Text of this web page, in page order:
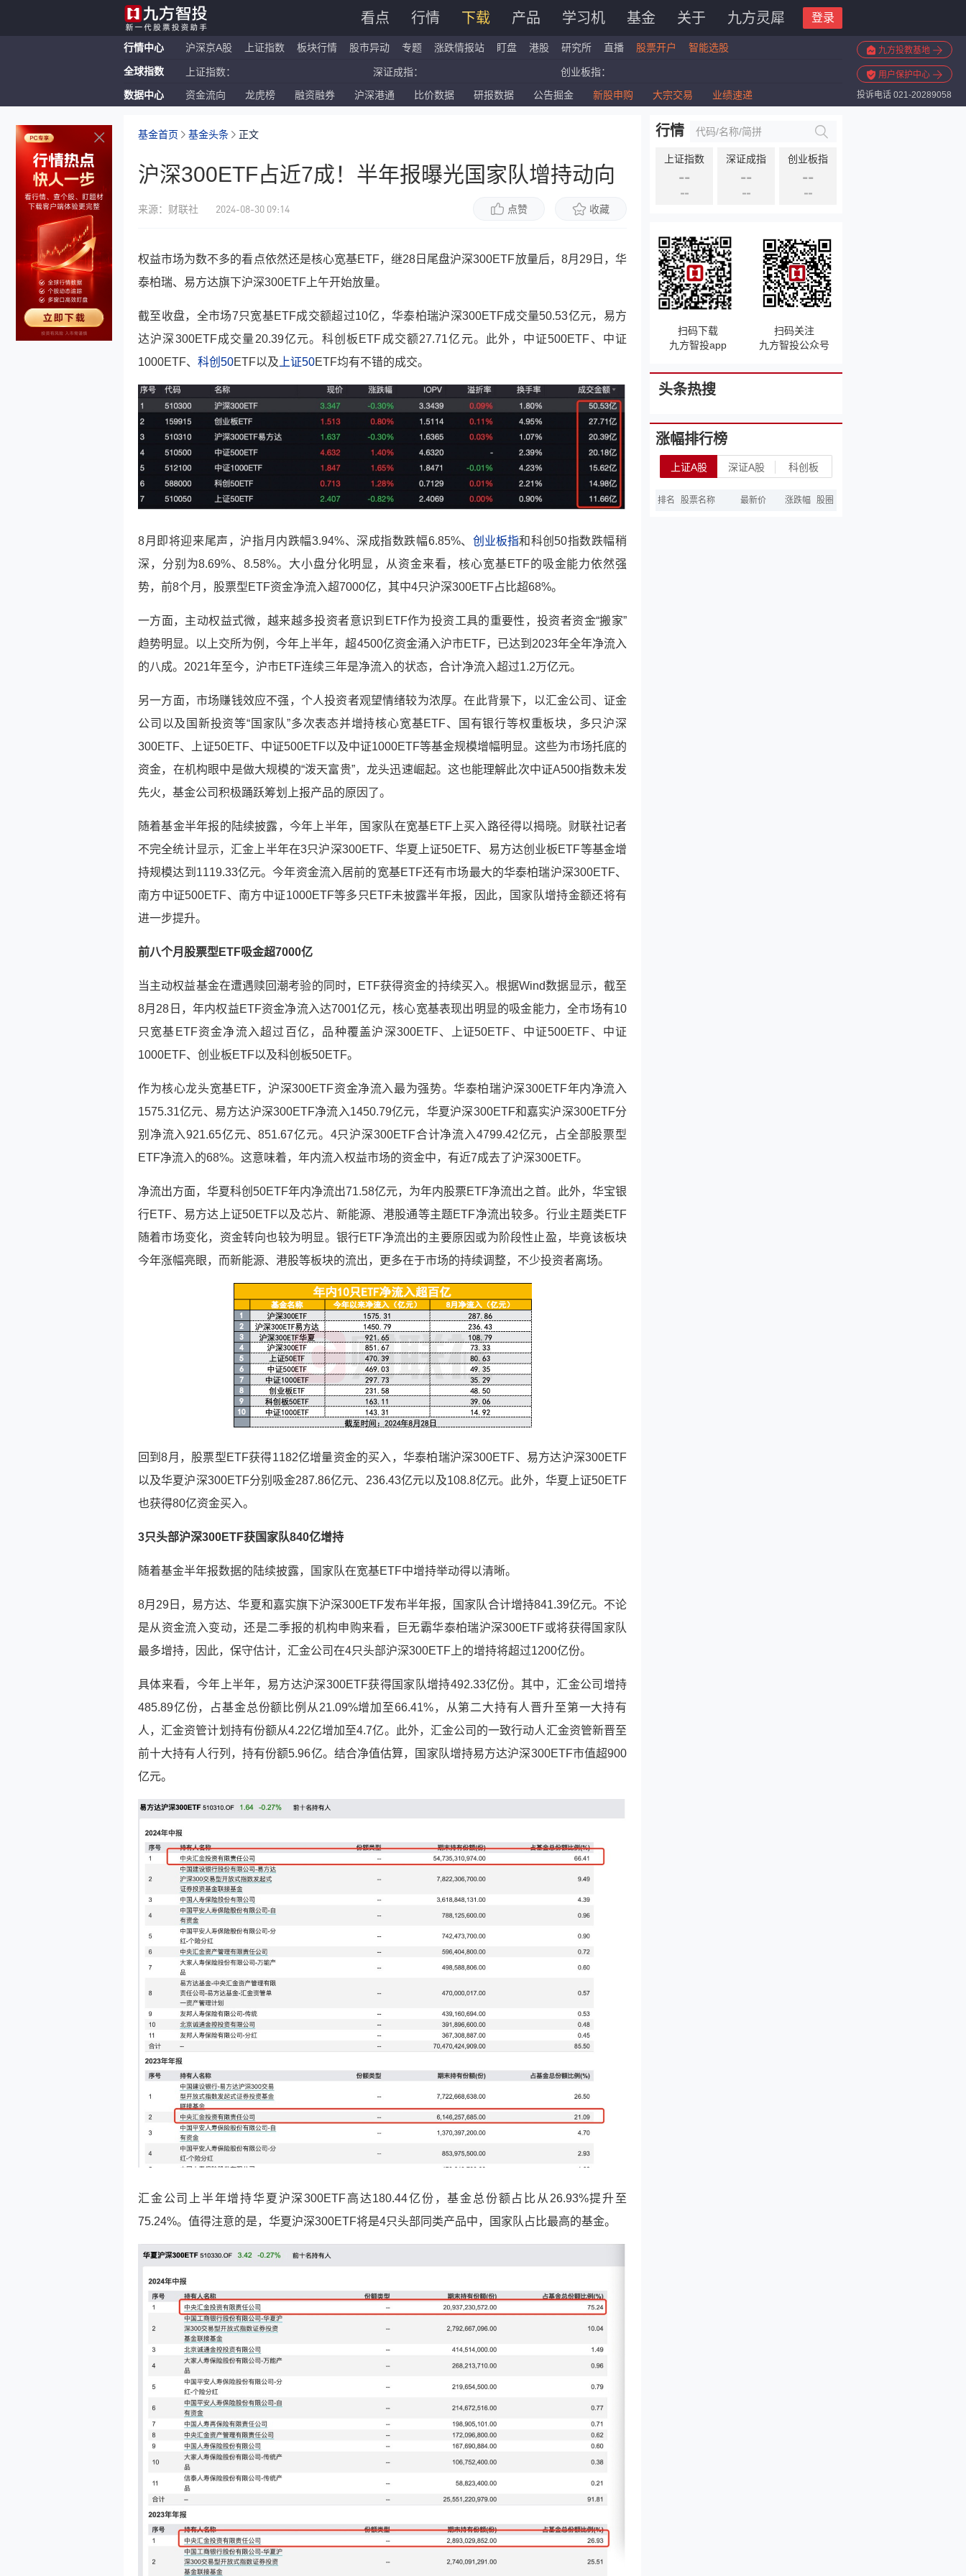
看点 行情 下载 产品 学习机 基金 关于 九方灵犀 登录
行情中心 沪深京A股 上证指数 板块行情 股市异动 专题 涨跌情报站 盯盘 港股 研究所 直播 股票开户 智能选股 九方投教基地
用户保护中心
投诉电话 021-20289058
全球指数 上证指数： 深证成指： 创业板指：
恒生指数： 国企指数： 红筹指数：
数据中心 资金流向 龙虎榜 融资融券 沪深港通 比价数据 研报数据 公告掘金 新股申购 大宗交易 业绩速递
基金首页 基金头条 正文
沪深300ETF占近7成！半年报曝光国家队增持动向
来源：财联社 2024-08-30 09:14 点赞 收藏
权益市场为数不多的看点依然还是核心宽基ETF，继28日尾盘沪深300ETF放量后，8月29日，华
泰柏瑞、易方达旗下沪深300ETF上午开始放量。
截至收盘，全市场7只宽基ETF成交额超过10亿，华泰柏瑞沪深300ETF成交量50.53亿元，易方
达沪深300ETF成交量20.39亿元。科创板ETF成交额27.71亿元。此外，中证500ETF、中证
1000ETF、 科创50ETF以及 上证50ETF均有不错的成交。
8月即将迎来尾声，沪指月内跌幅3.94%、深成指数跌幅6.85%、 创业板指和科创50指数跌幅稍
深，分别为8.69%、8.58%。大小盘分化明显，从资金来看，核心宽基ETF的吸金能力依然强
势，前8个月，股票型ETF资金净流入超7000亿，其中4只沪深300ETF占比超68%。
一方面，主动权益式微，越来越多投资者意识到ETF作为投资工具的重要性，投资者资金“搬家”
趋势明显。以上交所为例，今年上半年，超4500亿资金涌入沪市ETF，已达到2023年全年净流入
的八成。2021年至今，沪市ETF连续三年是净流入的状态，合计净流入超过1.2万亿元。
另一方面，市场赚钱效应不强，个人投资者观望情绪较为浓厚。在此背景下，以汇金公司、证金
公司以及国新投资等“国家队”多次表态并增持核心宽基ETF、国有银行等权重板块，多只沪深
300ETF、 上证50ETF、中证500ETF以及中证1000ETF等基金规模增幅明显。这些为市场托底的
资金，在机构眼中是做大规模的“泼天富贵”，龙头迅速崛起。这也能理解此次中证A500指数未发
先火，基金公司积极踊跃筹划上报产品的原因了。
随着基金半年报的陆续披露，今年上半年，国家队在宽基ETF上买入路径得以揭晓。财联社记者
不完全统计显示，汇金上半年在3只沪深300ETF、华夏上证50ETF、易方达创业板ETF等基金增
持规模达到1119.33亿元。今年资金流入居前的宽基ETF还有市场最大的华泰柏瑞沪深300ETF、
南方中证500ETF、南方中证1000ETF等多只ETF未披露半年报，因此，国家队增持金额还将有
进一步提升。
前八个月股票型ETF吸金超7000亿
当主动权益基金在遭遇赎回潮考验的同时，ETF获得资金的持续买入。根据Wind数据显示，截至
8月28日，年内权益ETF资金净流入达7001亿元，核心宽基表现出明显的吸金能力，全市场有10
只宽基ETF资金净流入超过百亿，品种覆盖沪深300ETF、 上证50ETF、中证500ETF、中证
1000ETF、创业板ETF以及科创板50ETF。
作为核心龙头宽基ETF，沪深300ETF资金净流入最为强势。华泰柏瑞沪深300ETF年内净流入
1575.31亿元、易方达沪深300ETF净流入1450.79亿元，华夏沪深300ETF和嘉实沪深300ETF分
别净流入921.65亿元、851.67亿元。4只沪深300ETF合计净流入4799.42亿元，占全部股票型
ETF净流入的68%。这意味着，年内流入权益市场的资金中，有近7成去了沪深300ETF。
净流出方面，华夏科创50ETF年内净流出71.58亿元，为年内股票ETF净流出之首。此外，华宝银
行ETF、易方达上证50ETF以及芯片、新能源、港股通等主题ETF净流出较多。行业主题类ETF
随着市场变化，资金转向也较为明显。银行ETF净流出的主要原因或为阶段性止盈，毕竟该板块
今年涨幅亮眼，而新能源、港股等板块的流出，更多在于市场的持续调整，不少投资者离场。
回到8月，股票型ETF获得1182亿增量资金的买入，华泰柏瑞沪深300ETF、易方达沪深300ETF
以及华夏沪深300ETF分别吸金287.86亿元、236.43亿元以及108.8亿元。此外，华夏上证50ETF
也获得80亿资金买入。
3只头部沪深300ETF获国家队840亿增持
随着基金半年报数据的陆续披露，国家队在宽基ETF中增持举动得以清晰。
8月29日，易方达、华夏和嘉实旗下沪深300ETF发布半年报，国家队合计增持841.39亿元。不论
是从资金流入变动，还是二季报的机构申购来看，巨无霸华泰柏瑞沪深300ETF或将获得国家队
最多增持，因此，保守估计，汇金公司在4只头部沪深300ETF上的增持将超过1200亿份。
具体来看，今年上半年，易方达沪深300ETF获得国家队增持492.33亿份。其中，汇金公司增持
485.89亿份，占基金总份额比例从21.09%增加至66.41%，从第二大持有人晋升至第一大持有
人，汇金资管计划持有份额从4.22亿增加至4.7亿。此外，汇金公司的一致行动人汇金资管新晋至
前十大持有人行列，持有份额5.96亿。结合净值估算，国家队增持易方达沪深300ETF市值超900
亿元。
汇金公司上半年增持华夏沪深300ETF高达180.44亿份，基金总份额占比从26.93%提升至
75.24%。值得注意的是，华夏沪深300ETF将是4只头部同类产品中，国家队占比最高的基金。
行情
上证指数
--
--
深证成指
--
--
创业板指
--
--
扫码下载
九方智投app
扫码关注
九方智投公众号
头条热搜
涨幅排行榜
上证A股 深证A股 科创板
排名 股票名称 最新价 涨跌幅 股圈